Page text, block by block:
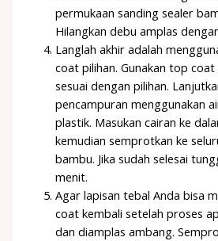
permukaan sanding sealer
Hilangkan debu amplas
Langlah akhir adalah
coat pilihan. Gunakan top
sesuai dengan pilihan.
pencampuran menggunakan
plastik. Masukan cairan ke
kemudian semprotkan ke
bambu. Jika sudah selesai
menit.
Agar lapisan tebal Anda bisa
coat kembali setelah proses
dan diamplas ambang.